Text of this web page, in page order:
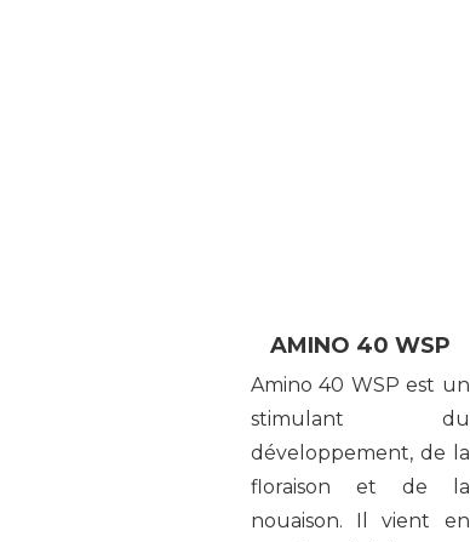
AMINO 40 WSP
Amino 40 WSP est un
stimulant du
développement, de la
floraison et de la
nouaison. Il vient en